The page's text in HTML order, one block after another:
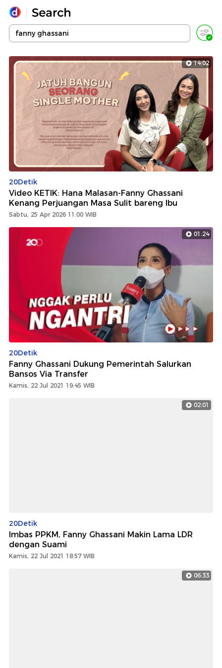
Yang sedang ramai dicari
Loading...
Promoted
14:02
20Detik
Video KETIK: Hana Malasan-Fanny Ghassani
Kenang Perjuangan Masa Sulit bareng Ibu
Sabtu, 25 Apr 2026 11:00 WIB
01:24
20Detik
Fanny Ghassani Dukung Pemerintah Salurkan
Bansos Via Transfer
Kamis, 22 Jul 2021 19:45 WIB
02:01
20Detik
Imbas PPKM, Fanny Ghassani Makin Lama LDR
dengan Suami
Kamis, 22 Jul 2021 18:57 WIB
06:33